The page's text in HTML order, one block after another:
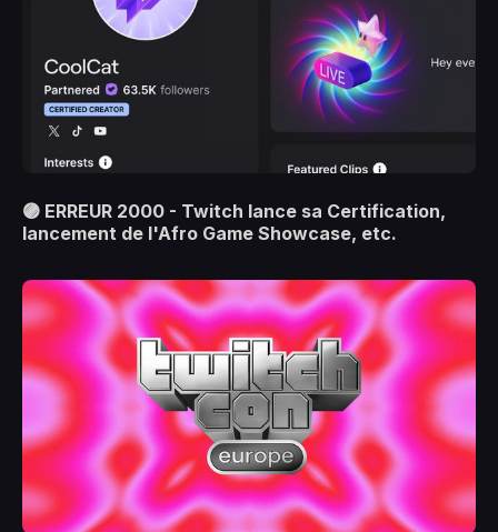
🟣 ERREUR 2000 - Twitch lance sa Certification,
lancement de l'Afro Game Showcase, etc.